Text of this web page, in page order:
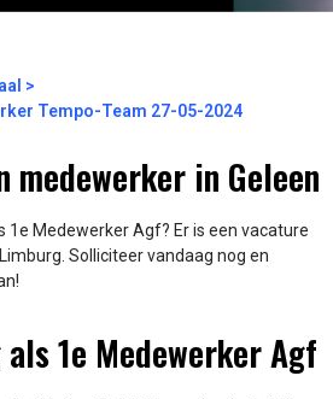
Tempo-Team 27-05-2024
medewerker in Geleen
1e Medewerker Agf? Er is een vacature
Solliciteer vandaag nog en
als 1e Medewerker Agf